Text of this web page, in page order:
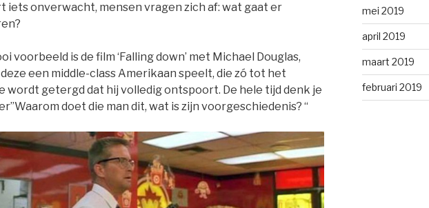
iets onverwacht, mensen vragen zich af: wat gaat er
voorbeeld is de film ‘Falling down’ met Michael Douglas,
een middle-class Amerikaan speelt, die zó tot het
wordt getergd dat hij volledig ontspoort. De hele tijd denk je
doet die man dit, wat is zijn voorgeschiedenis? “
mei 2019
april 2019
maart 2019
februari 2019